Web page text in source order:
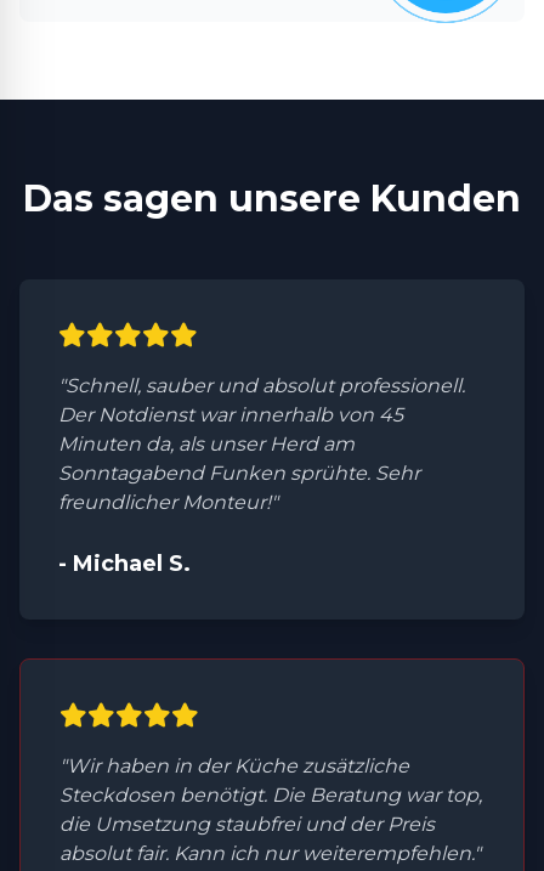
Das sagen unsere Kunden
"Schnell, sauber und absolut professionell.
Der Notdienst war innerhalb von 45
Minuten da, als unser Herd am
Sonntagabend Funken sprühte. Sehr
freundlicher Monteur!"
- Michael S.
"Wir haben in der Küche zusätzliche
Steckdosen benötigt. Die Beratung war top,
die Umsetzung staubfrei und der Preis
absolut fair. Kann ich nur weiterempfehlen."